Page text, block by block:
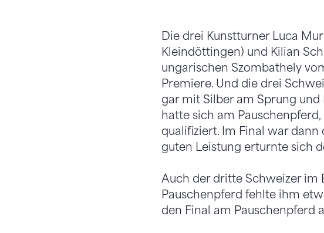
Die drei Kunstturner Luca
Kleindöttingen) und Kilian
ungarischen Szombathely
Premiere. Und die drei
gar mit Silber am Sprung
hatte sich am
qualifiziert. Im Final war dann
guten Leistung erturnte sich
Auch der dritte Schweizer im
Pauschenpferd fehlte ihm
den Final am Pauschenpferd